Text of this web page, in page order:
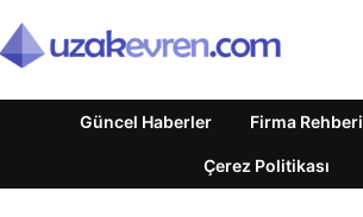
Güncel Haberler Firma Rehberi
Çerez Politikası